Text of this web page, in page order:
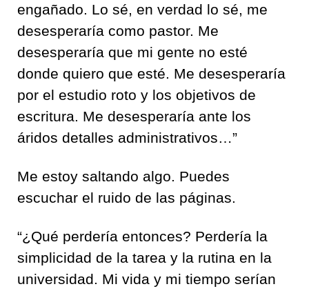
engañado. Lo sé, en verdad lo sé, me
desesperaría como pastor. Me
desesperaría que mi gente no esté
donde quiero que esté. Me desesperaría
por el estudio roto y los objetivos de
escritura. Me desesperaría ante los
áridos detalles administrativos…”
Me estoy saltando algo. Puedes
escuchar el ruido de las páginas.
“¿Qué perdería entonces? Perdería la
simplicidad de la tarea y la rutina en la
universidad. Mi vida y mi tiempo serían